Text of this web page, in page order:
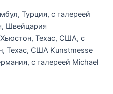
Турция, с галереей
Швейцария
Техас, США, с
Техас, США Kunstmesse
с галереей Michael